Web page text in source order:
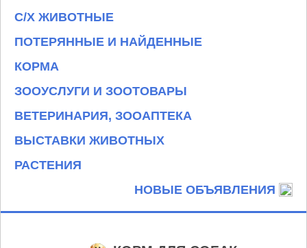
С/Х ЖИВОТНЫЕ
ПОТЕРЯННЫЕ И НАЙДЕННЫЕ
КОРМА
ЗООУСЛУГИ И ЗООТОВАРЫ
ВЕТЕРИНАРИЯ, ЗООАПТЕКА
ВЫСТАВКИ ЖИВОТНЫХ
РАСТЕНИЯ
НОВЫЕ ОБЪЯВЛЕНИЯ